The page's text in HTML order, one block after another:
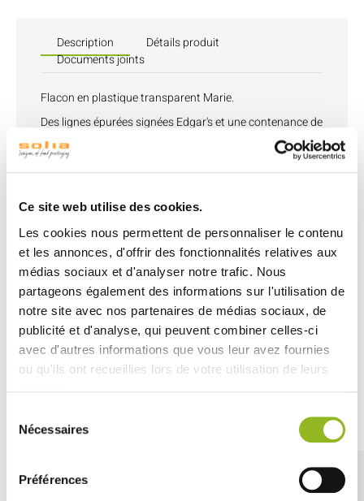
Ce site web utilise des cookies.
Les cookies nous permettent de personnaliser le contenu
et les annonces, d'offrir des fonctionnalités relatives aux
médias sociaux et d'analyser notre trafic. Nous
partageons également des informations sur l'utilisation de
notre site avec nos partenaires de médias sociaux, de
publicité et d'analyse, qui peuvent combiner celles-ci
avec d'autres informations que vous leur avez fournies
ou qu'ils ont recueillies lors de votre utilisation de leurs
Nécessaires
Préférences
Description
Détails produit
Documents joints
Flacon en plastique transparent Marie.
Des lignes épurées signées Edgar's et une contenance de
250 ml, parfaites pour vos cosmétiques à la maison ou
en voyage.
ou le bouchon à facettes ECLAT25.
De -18°C à +70°C.
Ne pas réchauffer au four ni au micro-ondes.
A usage unique.